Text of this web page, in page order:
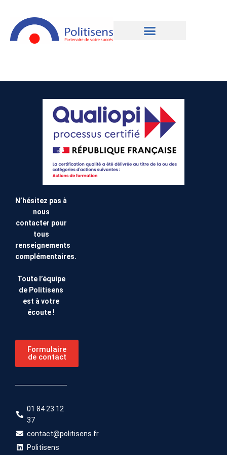
N’hésitez pas à
nous
contacter pour
tous
renseignements
complémentaires.
Toute l’équipe
de Politisens
est à votre
écoute !
Formulaire
de contact
01 84 23 12
37
contact@politisens.fr
Politisens